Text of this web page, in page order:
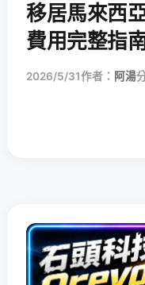
移居馬來西
費用完整指
2026/5/31作者： 阿湯